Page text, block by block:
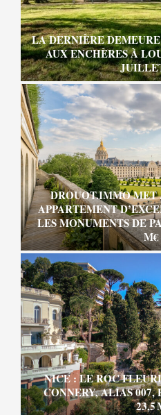
LA DERNIÈRE
AUX ENCHÈRES À
DROUOT.IMMO MET
APPARTEMENT
LES MONUMENTS DE
NICE : LE ROC
CONNERY, ALIAS 007,
23,5